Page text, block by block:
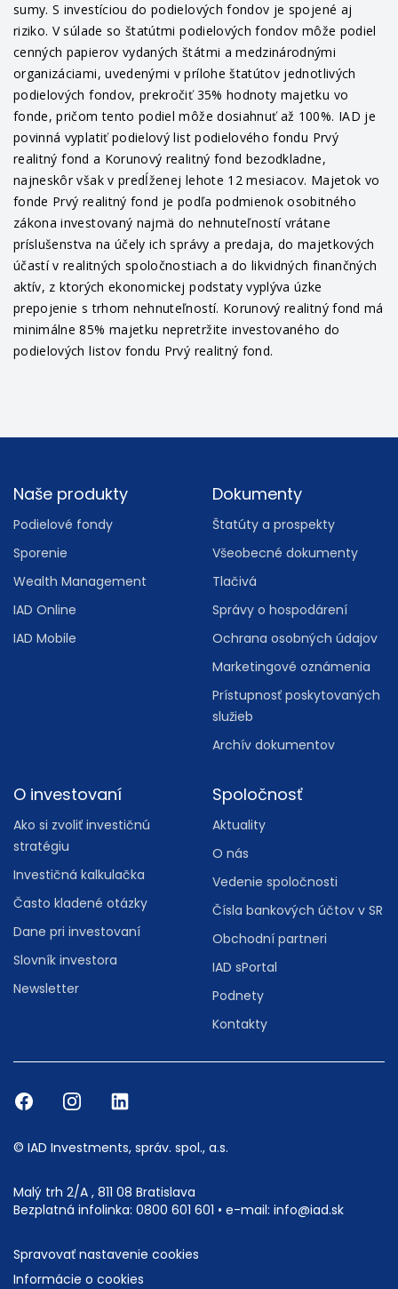
sumy. S investíciou do podielových fondov je spojené aj
riziko. V súlade so štatútmi podielových fondov môže podiel
cenných papierov vydaných štátmi a medzinárodnými
organizáciami, uvedenými v prílohe štatútov jednotlivých
podielových fondov, prekročiť 35% hodnoty majetku vo
fonde, pričom tento podiel môže dosiahnuť až 100%. IAD je
povinná vyplatiť podielový list podielového fondu Prvý
realitný fond a Korunový realitný fond bezodkladne,
najneskôr však v predĺženej lehote 12 mesiacov. Majetok vo
fonde Prvý realitný fond je podľa podmienok osobitného
zákona investovaný najmä do nehnuteľností vrátane
príslušenstva na účely ich správy a predaja, do majetkových
účastí v realitných spoločnostiach a do likvidných finančných
aktív, z ktorých ekonomickej podstaty vyplýva úzke
prepojenie s trhom nehnuteľností. Korunový realitný fond má
minimálne 85% majetku nepretržite investovaného do
podielových listov fondu Prvý realitný fond.
Footer
Naše produkty
Podielové fondy
Sporenie
Wealth Management
IAD Online
IAD Mobile
Dokumenty
Štatúty a prospekty
Všeobecné dokumenty
Tlačivá
Správy o hospodárení
Ochrana osobných údajov
Marketingové oznámenia
Prístupnosť poskytovaných
služieb
Archív dokumentov
O investovaní
Ako si zvoliť investičnú
stratégiu
Investičná kalkulačka
Často kladené otázky
Dane pri investovaní
Slovník investora
Newsletter
Spoločnosť
Aktuality
O nás
Vedenie spoločnosti
Čísla bankových účtov v SR
Obchodní partneri
IAD sPortal
Podnety
Kontakty
© IAD Investments, správ. spol., a.s.
Malý trh 2/A , 811 08 Bratislava
Bezplatná infolinka: 0800 601 601 • e-mail: info@iad.sk
Spravovať nastavenie cookies
Informácie o cookies